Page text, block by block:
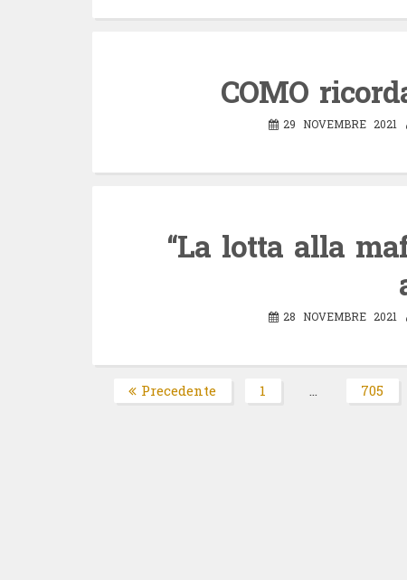
COMO
29 NOVEMBRE 2021
“La lotta alla
28 NOVEMBRE 2021
Paginazione
Precedente Pagina
1 705